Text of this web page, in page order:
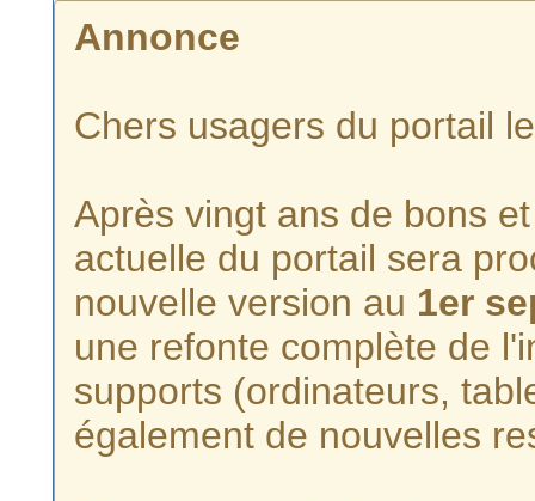
Annonce
Chers usagers du portail
Après vingt ans de bons
actuelle du portail sera
nouvelle version au 1er
une refonte complète de
supports (ordinateurs,
également de nouvelles